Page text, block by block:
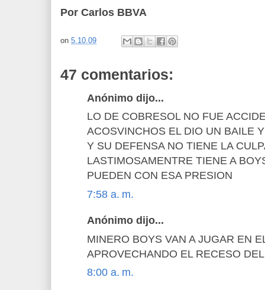
Por Carlos BBVA
on 5.10.09
47 comentarios:
Anónimo dijo...
LO DE COBRESOL NO FUE
ACOSVINCHOS EL DIO UN BAILE
Y SU DEFENSA NO TIENE LA
LASTIMOSAMENTRE TIENE A
PUEDEN CON ESA PRESION
7:58 a. m.
Anónimo dijo...
MINERO BOYS VAN A JUGAR EN
APROVECHANDO EL RECESO
8:00 a. m.